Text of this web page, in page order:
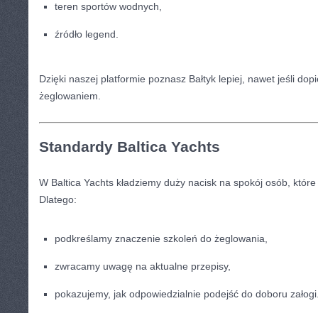
teren sportów wodnych,
źródło legend.
Dzięki naszej platformie poznasz Bałtyk lepiej, nawet jeśli
żeglowaniem.
Standardy Baltica Yachts
W Baltica Yachts kładziemy duży nacisk na spokój osób,
Dlatego:
podkreślamy znaczenie szkoleń do żeglowania,
zwracamy uwagę na aktualne przepisy,
pokazujemy, jak odpowiedzialnie podejść do doboru